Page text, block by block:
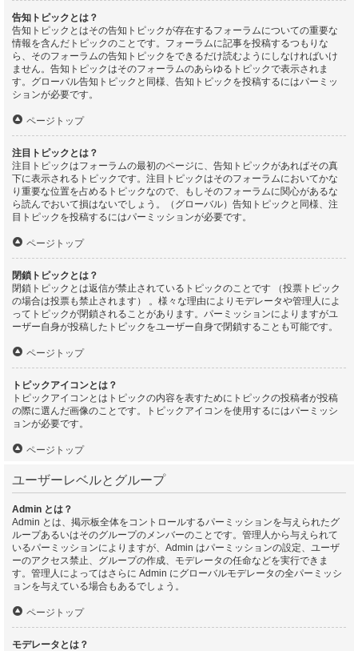
告知トピックとは？
告知トピックとはその告知トピックが存在するフォーラムについての重要な
情報を含んだトピックのことです。フォーラムに記事を投稿するつもりな
ら、そのフォーラムの告知トピックをできるだけ読むようにしなければいけ
ません。告知トピックはそのフォーラムのあらゆるトピックで表示されま
す。グローバル告知トピックと同様、告知トピックを投稿するにはパーミッ
ションが必要です。
ページトップ
注目トピックとは？
注目トピックはフォーラムの最初のページに、告知トピックがあればその真
下に表示されるトピックです。注目トピックはそのフォーラムにおいてかな
り重要な位置を占めるトピックなので、もしそのフォーラムに関心があるな
ら読んでおいて損はないでしょう。（グローバル）告知トピックと同様、注
目トピックを投稿するにはパーミッションが必要です。
ページトップ
閉鎖トピックとは？
閉鎖トピックとは返信が禁止されているトピックのことです （投票トピック
の場合は投票も禁止されます） 。様々な理由によりモデレータや管理人によ
ってトピックが閉鎖されることがあります。パーミッションによりますがユ
ーザー自身が投稿したトピックをユーザー自身で閉鎖することも可能です。
ページトップ
トピックアイコンとは？
トピックアイコンとはトピックの内容を表すためにトピックの投稿者が投稿
の際に選んだ画像のことです。トピックアイコンを使用するにはパーミッシ
ョンが必要です。
ページトップ
ユーザーレベルとグループ
Admin とは？
Admin とは、掲示板全体をコントロールするパーミッションを与えられたグ
ループあるいはそのグループのメンバーのことです。管理人から与えられて
いるパーミッションによりますが、Admin はパーミッションの設定、ユーザ
ーのアクセス禁止、グループの作成、モデレータの任命などを実行できま
す。管理人によってはさらに Admin にグローバルモデレータの全パーミッシ
ョンを与えている場合もあるでしょう。
ページトップ
モデレータとは？